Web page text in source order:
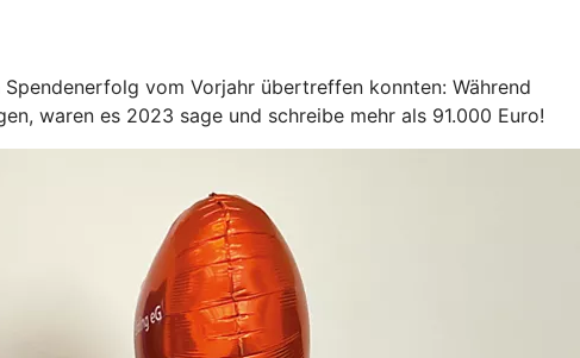
vom Vorjahr übertreffen konnten: Während
waren es 2023 sage und schreibe mehr als 91.000 Euro!